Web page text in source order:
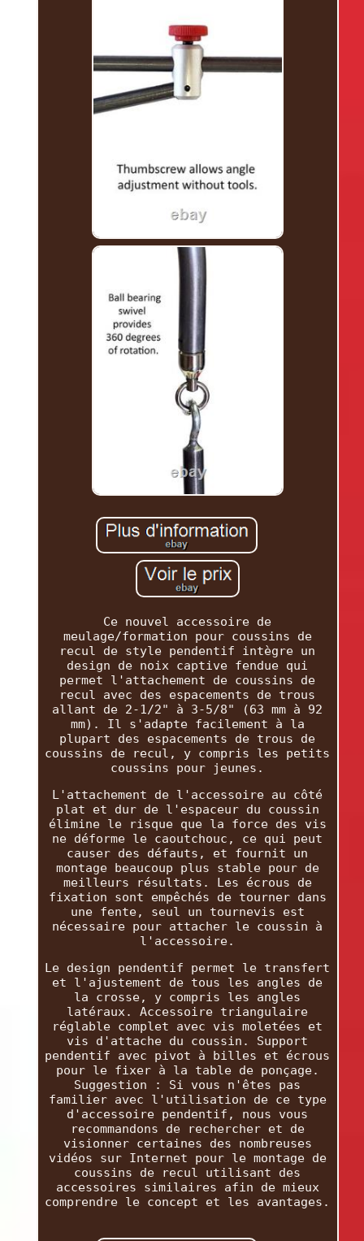
Ce nouvel accessoire de
meulage/formation pour coussins de
recul de style pendentif intègre un
design de noix captive fendue qui
permet l'attachement de coussins de
recul avec des espacements de trous
allant de 2-1/2" à 3-5/8" (63 mm à 92
mm). Il s'adapte facilement à la
plupart des espacements de trous de
coussins de recul, y compris les petits
coussins pour jeunes.
L'attachement de l'accessoire au côté
plat et dur de l'espaceur du coussin
élimine le risque que la force des vis
ne déforme le caoutchouc, ce qui peut
causer des défauts, et fournit un
montage beaucoup plus stable pour de
meilleurs résultats. Les écrous de
fixation sont empêchés de tourner dans
une fente, seul un tournevis est
nécessaire pour attacher le coussin à
l'accessoire.
Le design pendentif permet le transfert
et l'ajustement de tous les angles de
la crosse, y compris les angles
latéraux. Accessoire triangulaire
réglable complet avec vis moletées et
vis d'attache du coussin. Support
pendentif avec pivot à billes et écrous
pour le fixer à la table de ponçage.
Suggestion : Si vous n'êtes pas
familier avec l'utilisation de ce type
d'accessoire pendentif, nous vous
recommandons de rechercher et de
visionner certaines des nombreuses
vidéos sur Internet pour le montage de
coussins de recul utilisant des
accessoires similaires afin de mieux
comprendre le concept et les avantages.